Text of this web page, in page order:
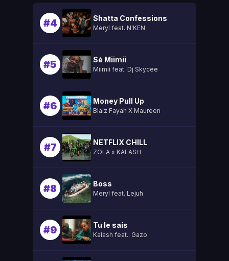
#4 Shatta Confessions
Meryl feat. N'KEN
#5 Sé Miimii
Miimii feat. Dj Skycee
#6 Money Pull Up
Blaiz Fayah X Maureen
#7 NETFLIX CHILL
ZOLA x KALASH
#8 Boss
Meryl feat. Lejuh
#9 Tu le sais
Kalash feat.. Gazo